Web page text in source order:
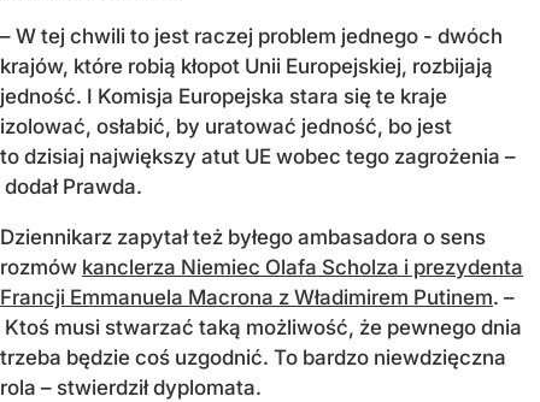
– W tej chwili to jest raczej problem jednego - dwóch
krajów, które robią kłopot Unii Europejskiej, rozbijają
jedność. I Komisja Europejska stara się te kraje
izolować, osłabić, by uratować jedność, bo jest
to dzisiaj największy atut UE wobec tego zagrożenia –
dodał Prawda.
Dziennikarz zapytał też byłego ambasadora o sens
rozmów kanclerza Niemiec Olafa Scholza i prezydenta
Francji Emmanuela Macrona z Władimirem Putinem. –
Ktoś musi stwarzać taką możliwość, że pewnego dnia
trzeba będzie coś uzgodnić. To bardzo niewdzięczna
rola – stwierdził dyplomata.